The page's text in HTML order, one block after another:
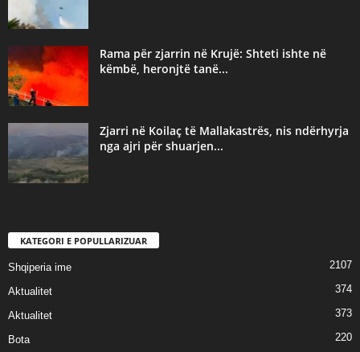
Rama për zjarrin në Krujë: Shteti ishte në
këmbë, heronjtë tanë...
Zjarri në Koilaç të Mallakastrës, nis ndërhyrja
nga ajri për shuarjen...
KATEGORI E POPULLARIZUAR
Shqiperia ime 2107
Aktualitet 374
Aktualitet 373
Bota 220